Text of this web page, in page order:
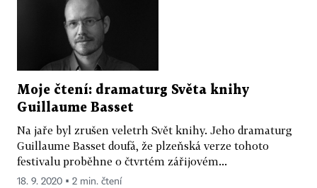
Moje čtení: dramaturg Světa knihy
Guillaume Basset
Na jaře byl zrušen veletrh Svět knihy. Jeho dramaturg
Guillaume Basset doufá, že plzeňská verze tohoto
festivalu proběhne o čtvrtém zářijovém...
18. 9. 2020 ▪ 2 min. čtení